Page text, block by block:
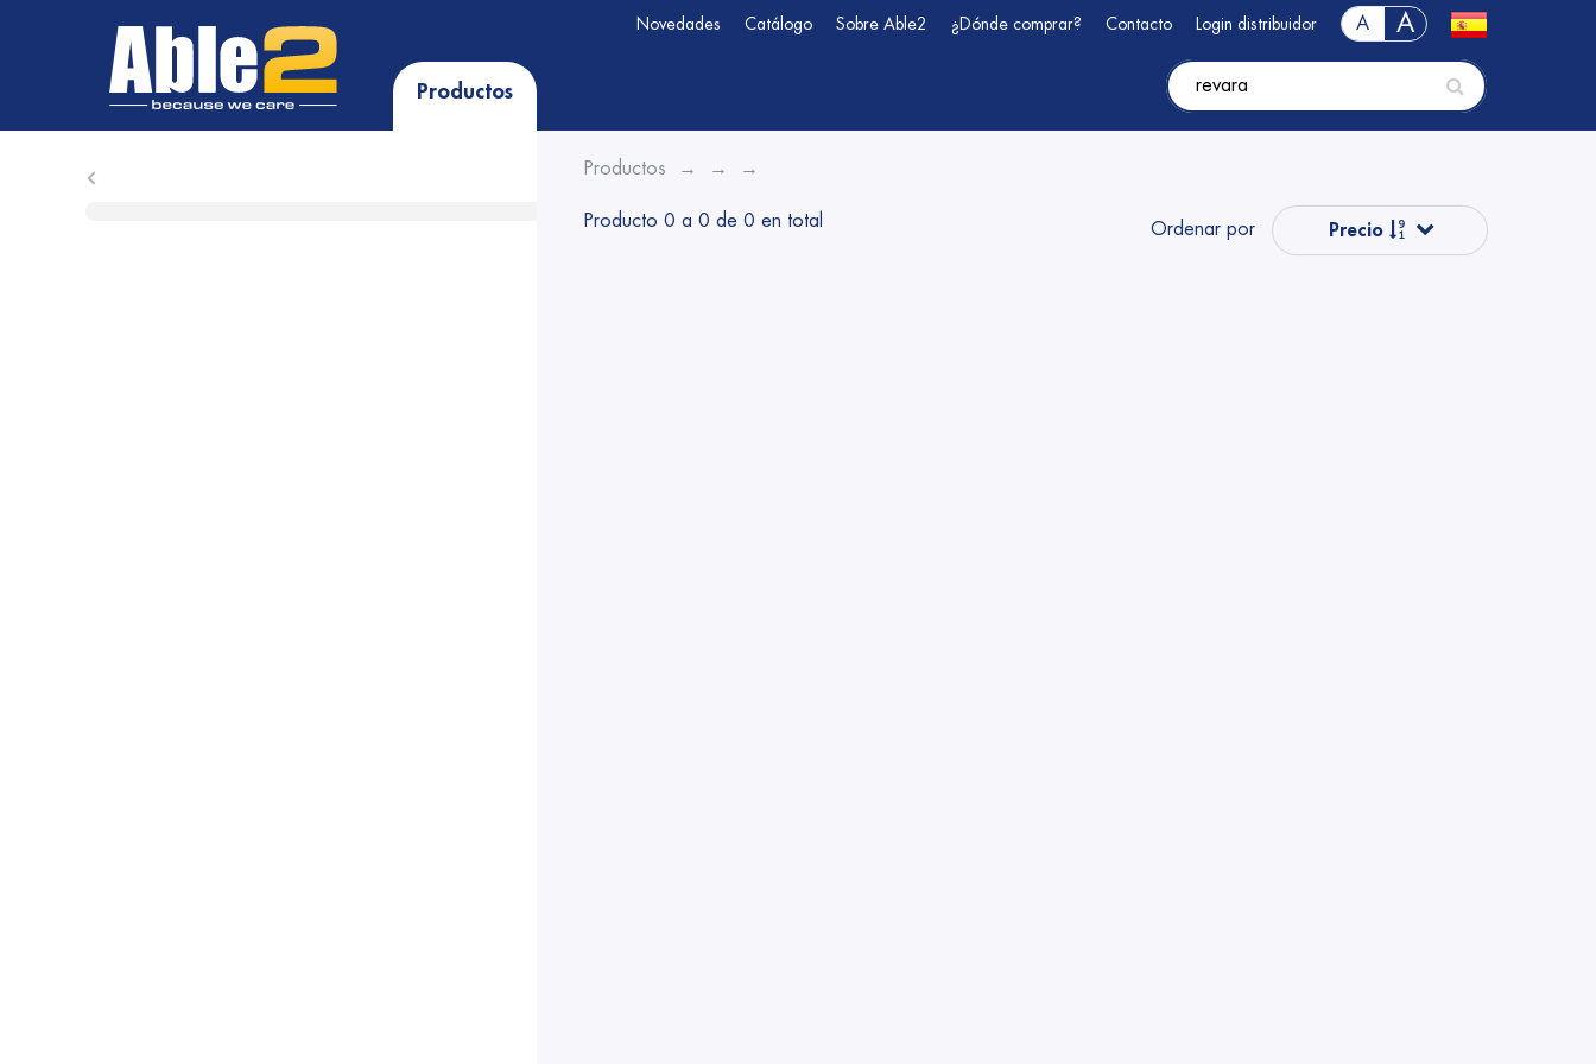
Novedades Catálogo Sobre Able2 ¿Dónde comprar? Contacto Login distribuidor A A
Productos
Close submenu Productos
Producto 0 a 0 de 0 en total Ordenar por Precio